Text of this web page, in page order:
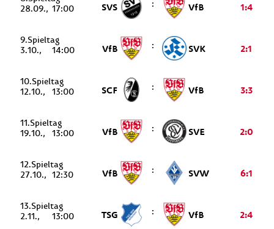
28.09. 17:00 SVS : VfB 1:4
9.
3.10.
14:00 VfB : SVK 2:1
10.
12.10.
13:00 SCF : VfB 3:3
11.
19.10.
13:00 VfB : SVE 2:0
12.
27.10.
12:30 VfB : SVW 6:1
13.
2.11.
13:00 TSG : VfB 2:4